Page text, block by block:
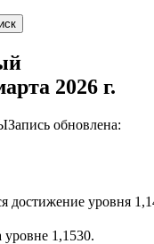
2026 г.
Запись обновлена:
достижение уровня
уровне 1,1530.